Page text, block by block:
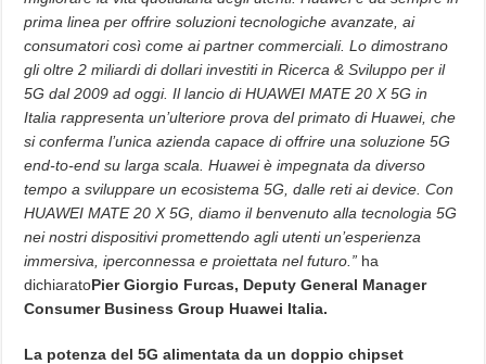
prima linea per offrire soluzioni tecnologiche avanzate, ai
consumatori così come ai partner commerciali. Lo dimostrano
gli oltre 2 miliardi di dollari investiti in Ricerca & Sviluppo per il
5G dal 2009 ad oggi. Il lancio di HUAWEI MATE 20 X 5G in
Italia rappresenta un’ulteriore prova del primato di Huawei, che
si conferma l’unica azienda capace di offrire una soluzione 5G
end-to-end su larga scala. Huawei è impegnata da diverso
tempo a sviluppare un ecosistema 5G, dalle reti ai device. Con
HUAWEI MATE 20 X 5G, diamo il benvenuto alla tecnologia 5G
nei nostri dispositivi promettendo agli utenti un’esperienza
immersiva, iperconnessa e proiettata nel futuro.” ha
dichiaratoPier Giorgio Furcas, Deputy General Manager
Consumer Business Group Huawei Italia.
La potenza del 5G alimentata da un doppio chipset